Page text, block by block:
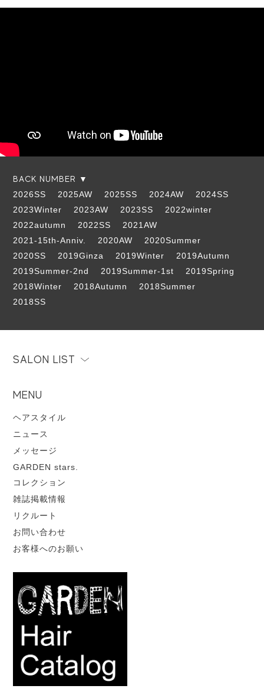
BACK NUMBER ▼
2026SS
2025AW 2025SS 2024AW
2024SS
2023Winter
2023AW 2023SS
2022winter
2022autumn
2022SS
2021AW
2021-15th-Anniv.
2020AW
2020Summer
2020SS
2019Ginza 2019Winter
2019Autumn
2019Summer-2nd
2019Summer-1st
2019Spring
2018Winter
2018Autumn
2018Summer
2018SS
SALON LIST
MENU
ヘアスタイル
ニュース
メッセージ
GARDEN stars.
コレクション
雑誌掲載情報
リクルート
お問い合わせ
お客様へのお願い